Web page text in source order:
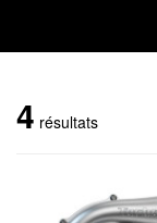
4 résultats